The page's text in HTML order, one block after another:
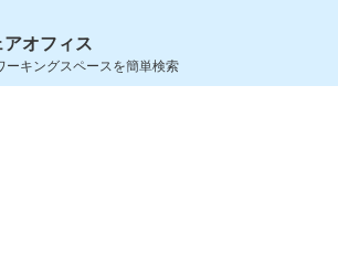
アオフィス
ーキングスペースを簡単検索